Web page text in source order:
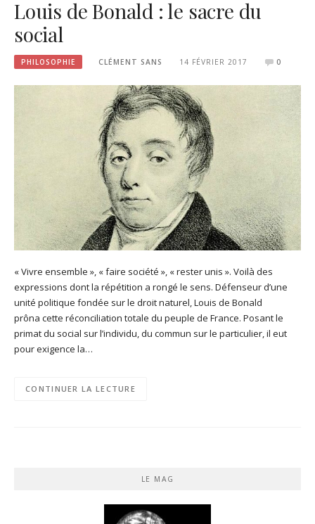
Louis de Bonald : le sacre du
social
PHILOSOPHIE CLÉMENT SANS 14 FÉVRIER 2017 0
« Vivre ensemble », « faire société », « rester unis ». Voilà des
expressions dont la répétition a rongé le sens. Défenseur d’une
unité politique fondée sur le droit naturel, Louis de Bonald
prôna cette réconciliation totale du peuple de France. Posant le
primat du social sur l’individu, du commun sur le particulier, il eut
pour exigence la…
CONTINUER LA LECTURE
LE MAG